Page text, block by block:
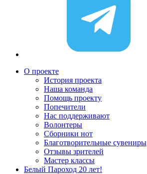
О проекте
История проекта
Наша команда
Помощь проекту
Попечители
Нас поддерживают
Волонтеры
Сборники нот
Благотворительные сувениры
Отзывы зрителей
Мастер классы
Белый Пароход 20 лет!